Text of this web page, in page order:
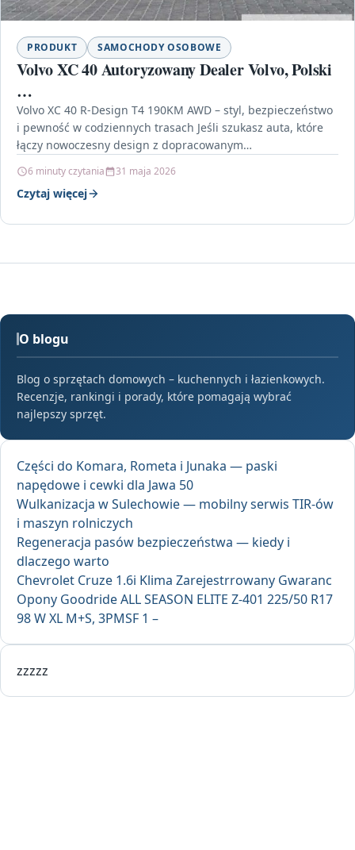
PRODUKT SAMOCHODY OSOBOWE
Volvo XC 40 Autoryzowany Dealer Volvo, Polski
…
Volvo XC 40 R-Design T4 190KM AWD – styl, bezpieczeństwo
i pewność w codziennych trasach Jeśli szukasz auta, które
łączy nowoczesny design z dopracowanym…
6 minuty czytania 31 maja 2026
Czytaj więcej
O blogu
Blog o sprzętach domowych – kuchennych i łazienkowych.
Recenzje, rankingi i porady, które pomagają wybrać
najlepszy sprzęt.
Części do Komara, Rometa i Junaka — paski
napędowe i cewki dla Jawa 50
Wulkanizacja w Sulechowie — mobilny serwis TIR-ów
i maszyn rolniczych
Regeneracja pasów bezpieczeństwa — kiedy i
dlaczego warto
Chevrolet Cruze 1.6i Klima Zarejestrrowany Gwaranc
Opony Goodride ALL SEASON ELITE Z-401 225/50 R17
98 W XL M+S, 3PMSF 1 –
zzzzz